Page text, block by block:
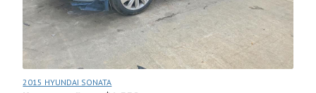
2015 HYUNDAI SONATA